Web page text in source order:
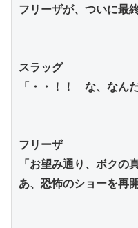
フリーザが、ついに最
スラッグ
「・・！！　な、なん
フリーザ
「お望み通り、ボクの
あ、恐怖のショーを再